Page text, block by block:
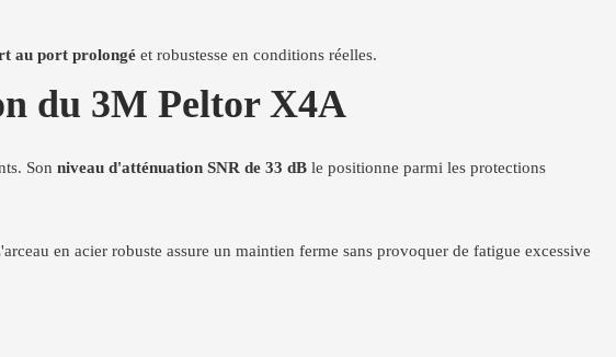
au port prolongé et robustesse en conditions réelles.
du 3M Peltor X4A
Son niveau d'atténuation SNR de 33 dB le positionne parmi les protections
en acier robuste assure un maintien ferme sans provoquer de fatigue excessive